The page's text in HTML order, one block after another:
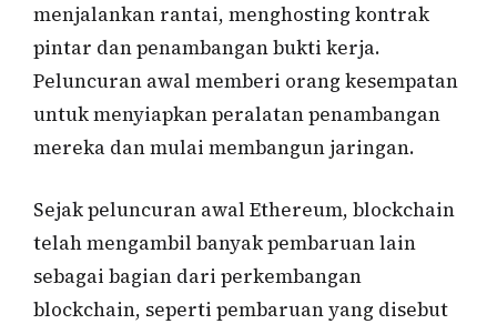
menjalankan rantai, menghosting kontrak
pintar dan penambangan bukti kerja.
Peluncuran awal memberi orang kesempatan
untuk menyiapkan peralatan penambangan
mereka dan mulai membangun jaringan.
Sejak peluncuran awal Ethereum, blockchain
telah mengambil banyak pembaruan lain
sebagai bagian dari perkembangan
blockchain, seperti pembaruan yang disebut